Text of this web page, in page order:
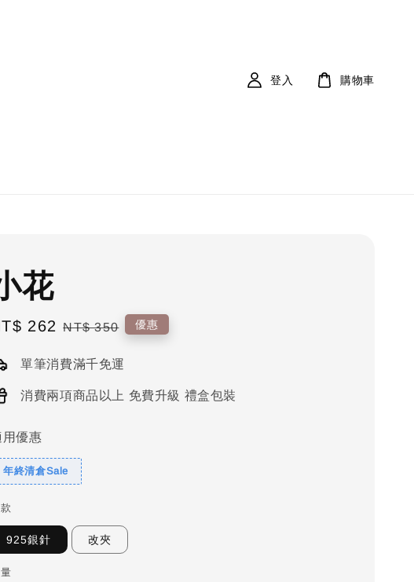
登入 購物車
花
262 Regular
NT$ 350 優惠
單筆消費滿千免運
消費兩項商品以上 免費升級 禮盒包裝
用優惠
年終清倉Sale
925銀針 改夾